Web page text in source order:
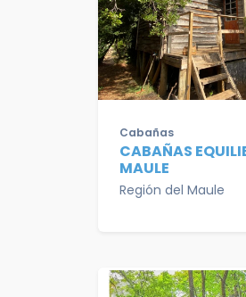
Cabañas
CABAÑAS
MAULE
Región del Maule